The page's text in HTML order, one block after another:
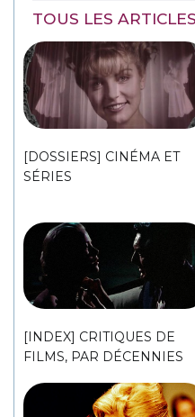
TOUS LES
[DOSSIERS] CINÉMA ET
SÉRIES
[INDEX] CRITIQUES DE
FILMS, PAR DÉCENNIES